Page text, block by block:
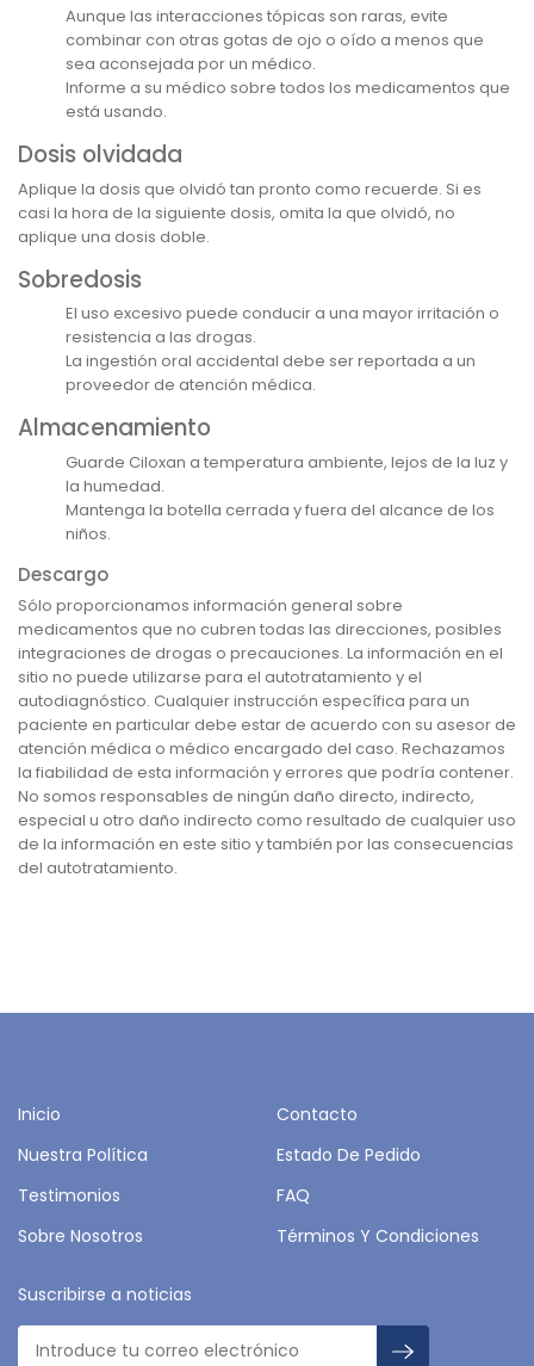
Aunque las interacciones tópicas son raras, evite
combinar con otras gotas de ojo o oído a menos que
sea aconsejada por un médico.
Informe a su médico sobre todos los medicamentos que
está usando.
Dosis olvidada
Aplique la dosis que olvidó tan pronto como recuerde. Si es
casi la hora de la siguiente dosis, omita la que olvidó, no
aplique una dosis doble.
Sobredosis
El uso excesivo puede conducir a una mayor irritación o
resistencia a las drogas.
La ingestión oral accidental debe ser reportada a un
proveedor de atención médica.
Almacenamiento
Guarde Ciloxan a temperatura ambiente, lejos de la luz y
la humedad.
Mantenga la botella cerrada y fuera del alcance de los
niños.
Descargo
Sólo proporcionamos información general sobre
medicamentos que no cubren todas las direcciones, posibles
integraciones de drogas o precauciones. La información en el
sitio no puede utilizarse para el autotratamiento y el
autodiagnóstico. Cualquier instrucción específica para un
paciente en particular debe estar de acuerdo con su asesor de
atención médica o médico encargado del caso. Rechazamos
la fiabilidad de esta información y errores que podría contener.
No somos responsables de ningún daño directo, indirecto,
especial u otro daño indirecto como resultado de cualquier uso
de la información en este sitio y también por las consecuencias
del autotratamiento.
Inicio
Contacto
Nuestra Política
Estado De Pedido
Testimonios
FAQ
Sobre Nosotros
Términos Y Condiciones
Suscribirse a noticias